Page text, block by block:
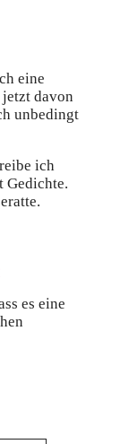
eine
davon
unbedingt
ich
Gedichte.
es eine